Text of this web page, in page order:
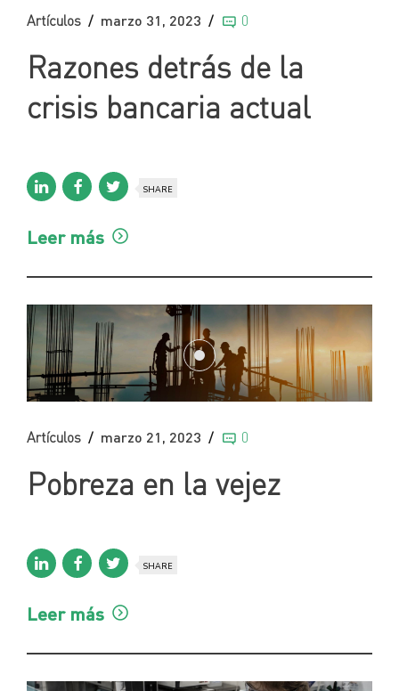
Artículos marzo 31, 2023 0
Razones detrás de la
crisis bancaria actual
SHARE
Leer más
Artículos marzo 21, 2023 0
Pobreza en la vejez
SHARE
Leer más